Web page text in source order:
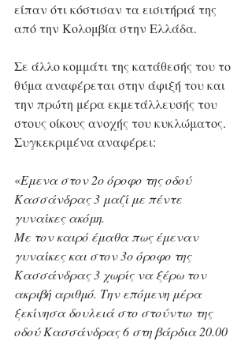
είπαν ότι κόστισαν τα εισιτήριά της
από την Κολομβία στην Ελλάδα.
Σε άλλο κομμάτι της κατάθεσής του το
θύμα αναφέρεται στην άφιξή του και
την πρώτη μέρα εκμετάλλευσής του
στους οίκους ανοχής του κυκλώματος.
Συγκεκριμένα αναφέρει:
«Εμενα στον 2ο όροφο της οδού
Κασσάνδρας 3 μαζί με πέντε
γυναίκες ακόμη.
Με τον καιρό έμαθα πως έμεναν
γυναίκες και στον 3ο όροφο της
Κασσάνδρας 3 χωρίς να ξέρω τον
ακριβή αριθμό. Την επόμενη μέρα
ξεκίνησα δουλειά στο στούντιο της
οδού Κασσάνδρας 6 στη βάρδια 20.00